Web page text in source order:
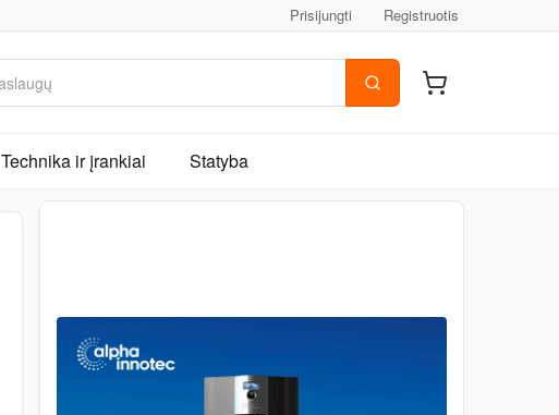
Prisijungti Registruotis
Technika ir įrankiai Statyba